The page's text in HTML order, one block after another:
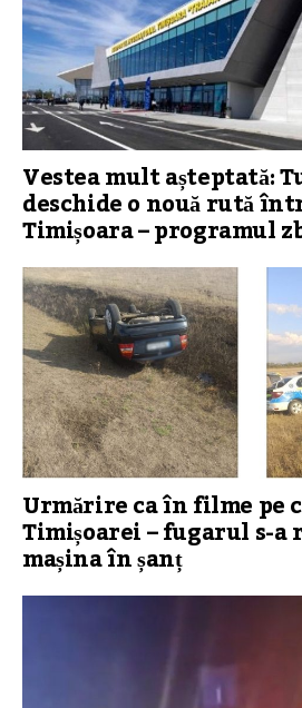
Vestea mult așteptată:
deschide o nouă rută
Timișoara – programul
Urmărire ca în filme pe
Timișoarei – fugarul s-
mașina în șanț